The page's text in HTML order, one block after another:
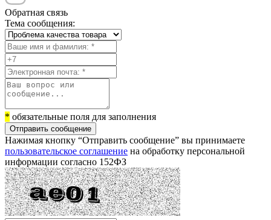
Обратная связь
Тема сообщения:
* обязательные поля для заполнения
Отправить сообщение
Нажимая кнопку “Отправить сообщение” вы принимаете
пользовательское соглашение на обработку персональной
информации согласно 152ФЗ